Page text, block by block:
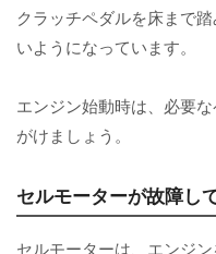
クラッチペダルを床まで
いようになっています。
エンジン始動時は、必要
がけましょう。
セルモーターが故障し
セルモーターは、エンジ